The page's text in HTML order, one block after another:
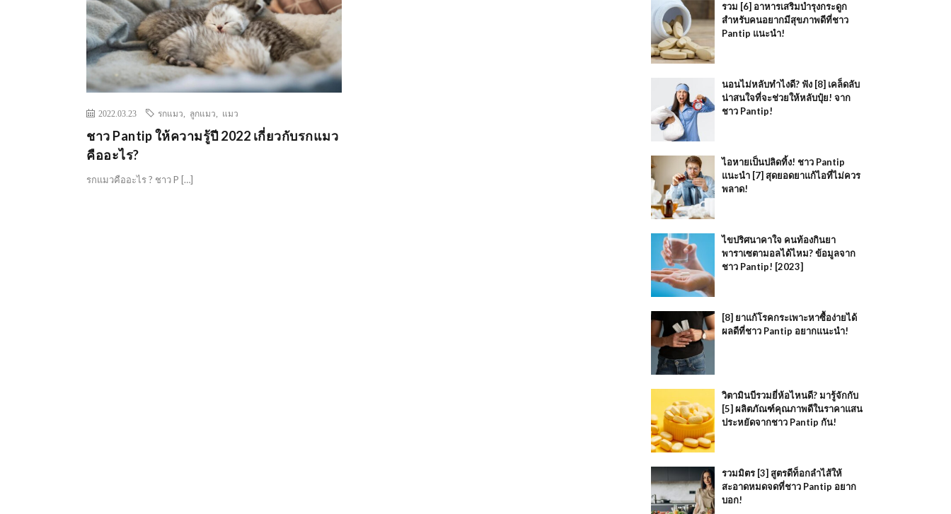
2022.03.23 รกแมว ลูกแมว แมว
ชาว Pantip ให้ความรู้ปี 2022 เกี่ยวกับรกแมว
คืออะไร?
รกแมวคืออะไร ? ชาว P […]
รวม [6] อาหารเสริมบำรุงกระดูก
สำหรับคนอยากมีสุขภาพดีที่ชาว
Pantip แนะนำ!
นอนไม่หลับทำไงดี? ฟัง [8] เคล็ดลับ
น่าสนใจที่จะช่วยให้หลับปุ๋ย! จาก
ชาว Pantip!
ไอหายเป็นปลิดทิ้ง! ชาว Pantip
แนะนำ [7] สุดยอดยาแก้ไอที่ไม่ควร
พลาด!
ไขปริศนาคาใจ คนท้องกินยา
พาราเซตามอลได้ไหม? ข้อมูลจาก
ชาว Pantip! [2023]
[8] ยาแก้โรคกระเพาะหาซื้อง่ายได้
ผลดีที่ชาว Pantip อยากแนะนำ!
วิตามินบีรวมยี่ห้อไหนดี? มารู้จักกับ
[5] ผลิตภัณฑ์คุณภาพดีในราคาแสน
ประหยัดจากชาว Pantip กัน!
รวมมิตร [3] สูตรดีท็อกลำไส้ให้
สะอาดหมดจดที่ชาว Pantip อยาก
บอก!